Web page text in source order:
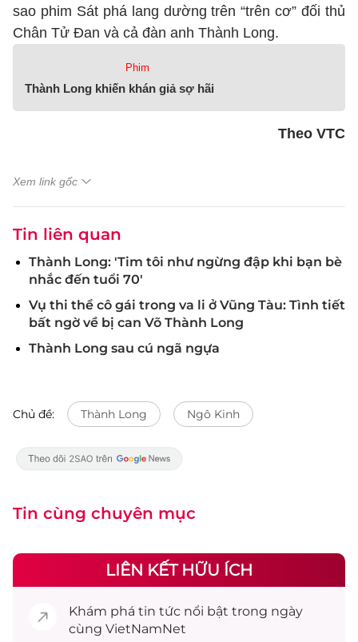
sao phim Sát phá lang dường trên “trên cơ” đối thủ
Chân Tử Đan và cả đàn anh Thành Long.
Phim
Thành Long khiến khán giả sợ hãi
Theo VTC
Xem link gốc
Tin liên quan
Thành Long: 'Tim tôi như ngừng đập khi bạn bè
nhắc đến tuổi 70'
Vụ thi thể cô gái trong va li ở Vũng Tàu: Tình tiết
bất ngờ về bị can Võ Thành Long
Thành Long sau cú ngã ngựa
Chủ đề: Thành Long Ngô Kinh
Tin cùng chuyên mục
LIÊN KẾT HỮU ÍCH
Khám phá tin tức nổi bật trong ngày
cùng VietNamNet